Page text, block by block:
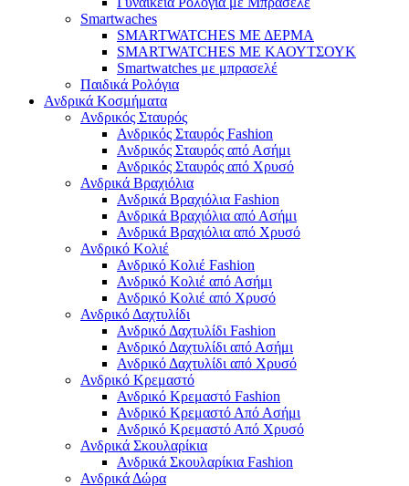
Smartwaches
SMARTWATCHES ΜΕ ΔΕΡΜΑ
SMARTWATCHES ΜΕ ΚΑΟΥΤΣΟΥΚ
Smartwatches με μπρασελέ
Παιδικά Ρολόγια
Ανδρικά Κοσμήματα
Ανδρικός Σταυρός
Ανδρικός Σταυρός Fashion
Ανδρικός Σταυρός από Ασήμι
Ανδρικός Σταυρός από Χρυσό
Ανδρικά Βραχιόλια
Ανδρικά Βραχιόλια Fashion
Ανδρικά Βραχιόλια από Ασήμι
Ανδρικά Βραχιόλια από Χρυσό
Ανδρικό Κολιέ
Ανδρικό Κολιέ Fashion
Ανδρικό Κολιέ από Ασήμι
Ανδρικό Κολιέ από Χρυσό
Ανδρικό Δαχτυλίδι
Ανδρικό Δαχτυλίδι Fashion
Ανδρικό Δαχτυλίδι από Ασήμι
Ανδρικό Δαχτυλίδι από Χρυσό
Ανδρικό Κρεμαστό
Ανδρικό Κρεμαστό Fashion
Ανδρικό Κρεμαστό Από Ασήμι
Ανδρικό Κρεμαστό Από Χρυσό
Ανδρικά Σκουλαρίκια
Ανδρικά Σκουλαρίκια Fashion
Ανδρικά Δώρα